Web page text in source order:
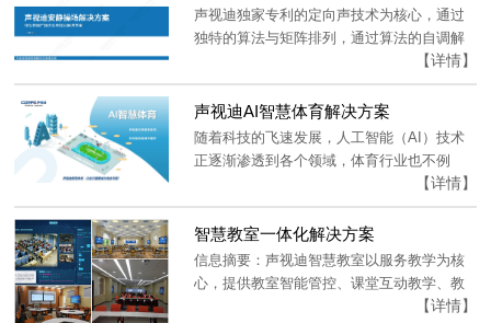
声视迪独家专利的定向声技术为核心，通过
独特的算法与矩阵排列，通过算法的自调解
【详情】
声视迪AI智慧体育解决方案
随着科技的飞速发展，人工智能（AI）技术
正逐渐渗透到各个领域，体育行业也不例
【详情】
智慧教室一体化解决方案
信息摘要：声视迪智慧教室以服务教学为核
心，提供教室智能管控、课堂互动教学、教
【详情】